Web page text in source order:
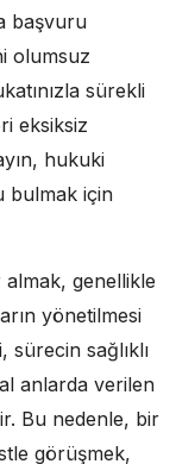
başvuru
olumsuz
sürekli
eksiksiz
hukuki
bulmak için
genellikle
yönetilmesi
sürecin sağlıklı
anlarda verilen
Bu nedenle, bir
görüşmek,